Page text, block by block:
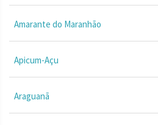
Amarante do Maranhão
Apicum-Açu
Araguanã